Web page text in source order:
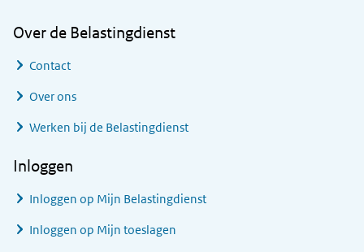
Over de Belastingdienst
Contact
Over ons
Werken bij de Belastingdienst
Inloggen
Inloggen op Mijn Belastingdienst
Inloggen op Mijn toeslagen